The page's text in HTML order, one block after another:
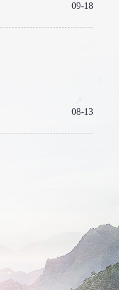
09-18
08-13